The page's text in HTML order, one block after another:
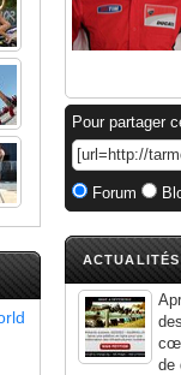
Pour partager
Forum
de